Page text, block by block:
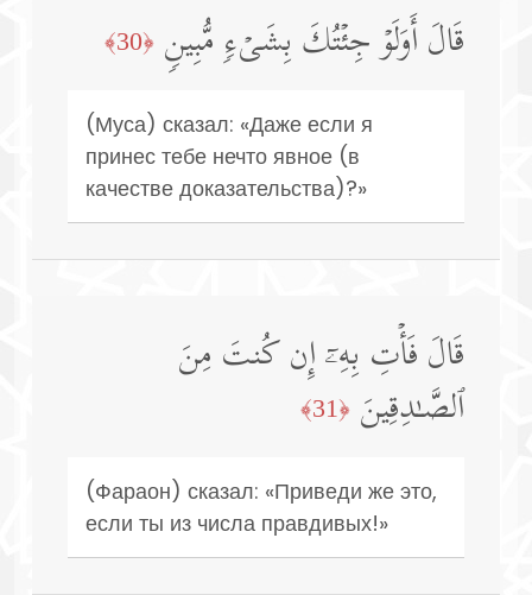
قَالَ أَوَلَوۡ جِئۡتُكَ بِشَیۡءࣲ مُّبِینࣲ ﴿30﴾
(Муса) сказал: «Даже если я
принес тебе нечто явное (в
качестве доказательства)?»
قَالَ فَأۡتِ بِهِۦۤ إِن كُنتَ مِنَ
ٱلصَّـٰدِقِینَ ﴿31﴾
(Фараон) сказал: «Приведи же это,
если ты из числа правдивых!»